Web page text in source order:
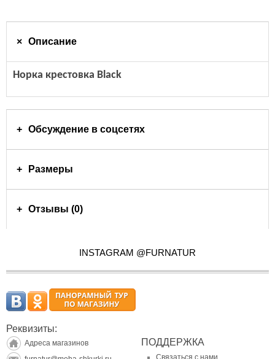
Описание
Норка крестовка Black
Обсуждение в соцсетях
Размеры
Отзывы (0)
INSTAGRAM @FURNATUR
Реквизиты:
Адреса магазинов
ПОДДЕРЖКА